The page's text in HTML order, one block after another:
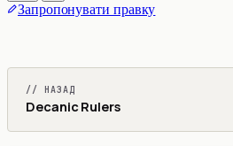
Запропонувати правку
// НАЗАД
Decanic Rulers